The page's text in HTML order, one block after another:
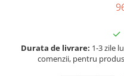
■ Filtre ulei
■ Filtre aer
Durata de livrare: 1-3 zile
comenzii, pentru